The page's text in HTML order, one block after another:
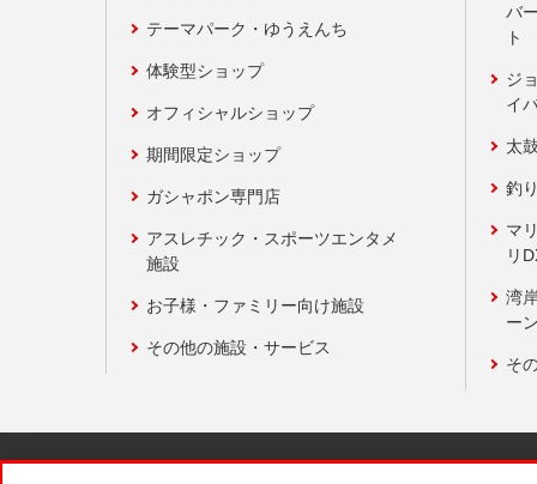
テーマパーク・ゆうえんち
体験型ショップ
オフィシャルショップ
期間限定ショップ
ガシャポン専門店
アスレチック・スポーツエンタメ
施設
お子様・ファミリー向け施設
その他の施設・サービス
バ
ト
ジ
イ
太
釣
マ
リ
湾
ー
そ